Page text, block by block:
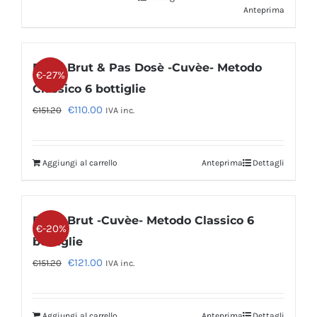
Anteprima
€-27%
Extra Brut & Pas Dosè -Cuvèe- Metodo
Classico 6 bottiglie
€151.20 Il
era:
€110.00 Il
è:
IVA inc.
Aggiungi al carrello Dettagli
Anteprima
€-20%
Extra Brut -Cuvèe- Metodo Classico 6
bottiglie
€151.20 Il
€121.00 IlIVA inc.